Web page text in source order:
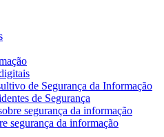
de Segurança da Informação
de Segurança
segurança da informação
segurança da informação